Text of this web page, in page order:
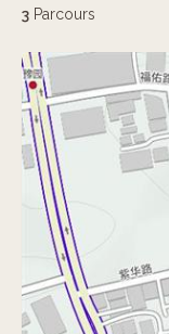
3 Parcours